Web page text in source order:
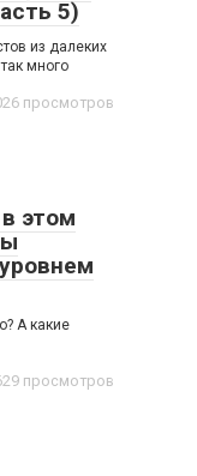
5)
из далеких
много
просмотров
этом
А какие
просмотров